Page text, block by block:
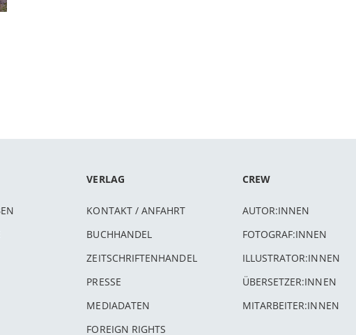
VERLAG
KONTAKT / ANFAHRT
BUCHHANDEL
ZEITSCHRIFTENHANDEL
PRESSE
MEDIADATEN
FOREIGN RIGHTS
CREW
AUTOR:INNEN
FOTOGRAF:INNEN
ILLUSTRATOR:INNEN
ÜBERSETZER:INNEN
MITARBEITER:INNEN